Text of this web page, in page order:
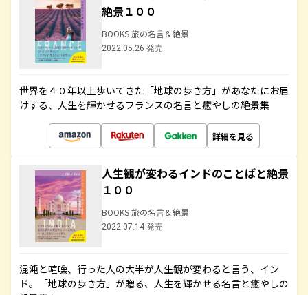
絶景１００
BOOKS 旅の名言＆絶景
2022.05.26 発売
世界を４０年以上歩いてきた「地球の歩き方」があなたにお届
けする、人生を輝かせるフランスの名言と癒やしの絶景集
詳細を見る
人生観が変わるインドのことばと絶景
１００
BOOKS 旅の名言＆絶景
2022.07.14 発売
混沌と喧噪、行った人の大半が人生観が変わると言う、イン
ド。「地球の歩き方」が贈る、人生を輝かせる名言と癒やしの